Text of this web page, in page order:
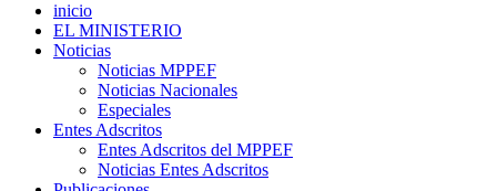
inicio
EL MINISTERIO
Noticias
Noticias MPPEF
Noticias Nacionales
Especiales
Entes Adscritos
Entes Adscritos del MPPEF
Noticias Entes Adscritos